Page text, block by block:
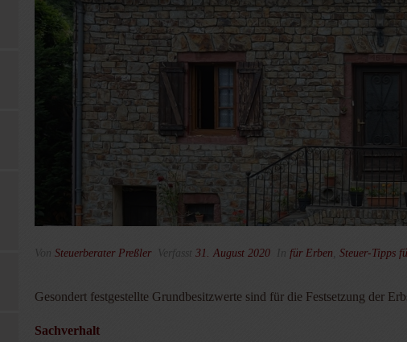
Von Steuerberater Preßler Verfasst 31. August 2020 In für Erben Steuer-Tipps
Gesondert festgestellte Grundbesitzwerte sind für die Festsetzung der
Sachverhalt